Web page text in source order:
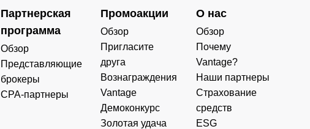
Партнерская
программа
Обзор
Представляющие
брокеры
CPA-партнеры
Промоакции
Обзор
Пригласите
друга
Вознаграждения
Vantage
Демоконкурс
Золотая удача
О нас
Обзор
Почему
Vantage?
Наши партнеры
Страхование
средств
ESG